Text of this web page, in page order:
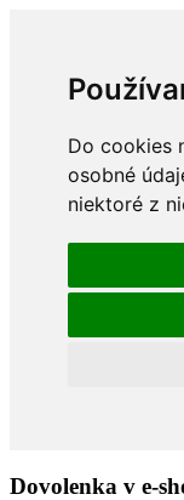
Do cookies
osobné
niektoré z
Dovolenka v e-